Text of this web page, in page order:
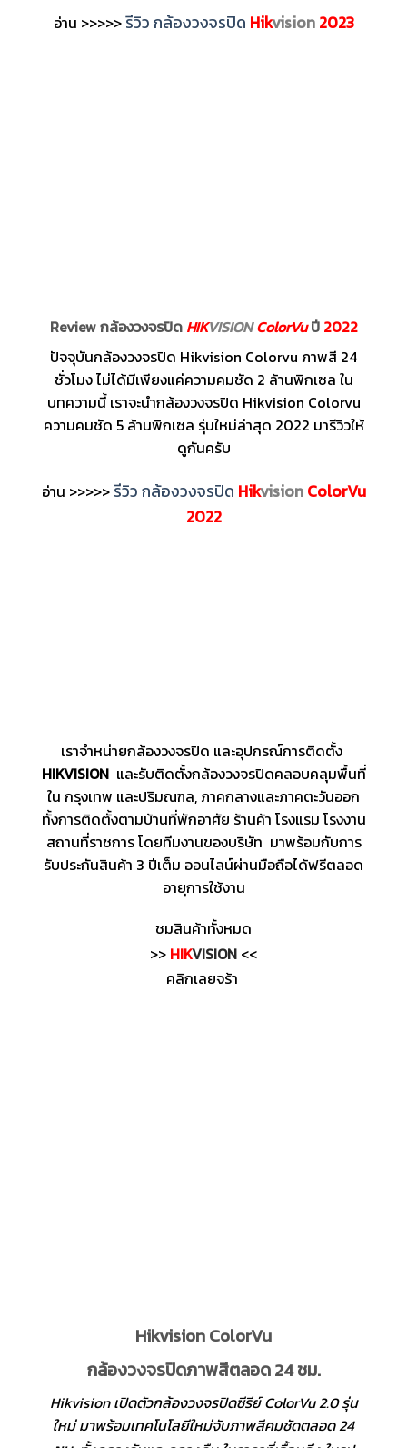
อ่าน >>>>>รีวิว กล้องวงจรปิด Hikvision 2023
Review กล้องวงจรปิด HIKVISIONColorVuปี 2022
ปัจจุบันกล้องวงจรปิด Hikvision Colorvu ภาพสี 24
ชั่วโมง ไม่ได้มีเพียงแค่ความคมชัด 2 ล้านพิกเซล ใน
บทความนี้ เราจะนำกล้องวงจรปิด Hikvision Colorvu
ความคมชัด 5 ล้านพิกเซล รุ่นใหม่ล่าสุด 2022 มารีวิวให้
ดูกันครับ
อ่าน >>>>>รีวิว กล้องวงจรปิด Hikvision ColorVu
2022
เราจำหน่ายกล้องวงจรปิด และอุปกรณ์การติดตั้ง
HIKVISIONและรับติดตั้งกล้องวงจรปิดคลอบคลุมพื้นที่
ใน กรุงเทพ และปริมณฑล, ภาคกลางและภาคตะวันออก
ทั้งการติดตั้งตามบ้านที่พักอาศัย ร้านค้า โรงแรม โรงงาน
สถานที่ราชการ โดยทีมงานของบริษัท มาพร้อมกับการ
รับประกันสินค้า 3 ปีเต็ม ออนไลน์ผ่านมือถือได้ฟรีตลอด
อายุการใช้งาน
ชมสินค้าทั้งหมด
>> HIKVISION <<
คลิกเลยจร้า
Hikvision ColorVu
กล้องวงจรปิดภาพสีตลอด 24 ชม.
Hikvision เปิดตัวกล้องวงจรปิดซีรีย์ ColorVu 2.0 รุ่น
ใหม่ มาพร้อมเทคโนโลยีใหม่จับภาพสีคมชัดตลอด 24